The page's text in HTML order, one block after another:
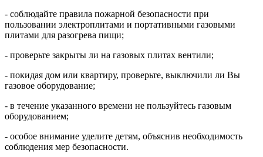
- соблюдайте правила пожарной безопасности при
пользовании электроплитами и портативными газовыми
плитами для разогрева пищи;
- проверьте закрыты ли на газовых плитах вентили;
- покидая дом или квартиру, проверьте, выключили ли Вы
газовое оборудование;
- в течение указанного времени не пользуйтесь газовым
оборудованием;
- особое внимание уделите детям, объяснив необходимость
соблюдения мер безопасности.